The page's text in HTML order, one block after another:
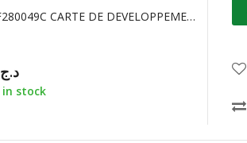
LAUNCHXL-F280049C CARTE DE DEVELOPPEMENT C2000
د.ج
in stock